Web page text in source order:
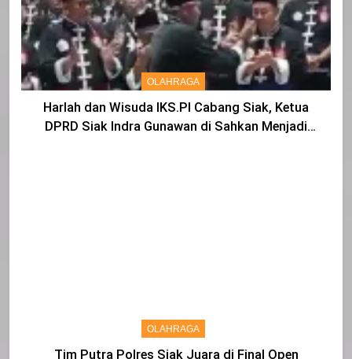
OLAHRAGA
Harlah dan Wisuda IKS.PI Cabang Siak, Ketua
DPRD Siak Indra Gunawan di Sahkan Menjadi
OLAHRAGA
Tim Putra Polres Siak Juara di Final Open